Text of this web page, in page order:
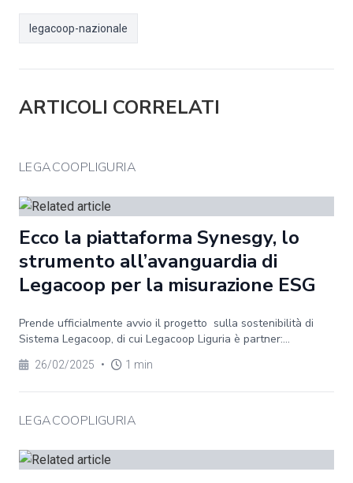
legacoop-nazionale
ARTICOLI CORRELATI
LEGACOOPLIGURIA
Ecco la piattaforma Synesgy, lo
strumento all’avanguardia di
Legacoop per la misurazione ESG
Prende ufficialmente avvio il progetto sulla sostenibilità di
Sistema Legacoop, di cui Legacoop Liguria è partner:...
26/02/2025 • 1 min
LEGACOOPLIGURIA